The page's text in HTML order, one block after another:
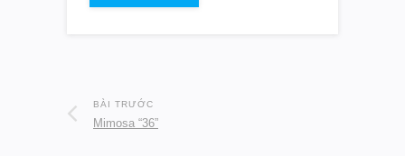
BÀI TRƯỚC
Mimosa “36”